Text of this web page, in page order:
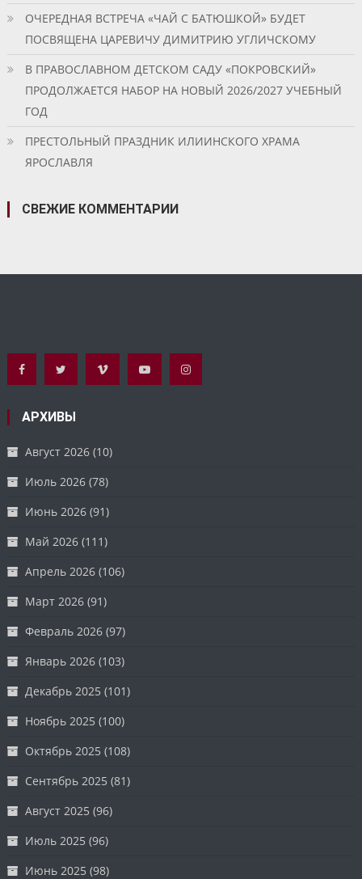
ОЧЕРЕДНАЯ ВСТРЕЧА «ЧАЙ С БАТЮШКОЙ» БУДЕТ
ПОСВЯЩЕНА ЦАРЕВИЧУ ДИМИТРИЮ УГЛИЧСКОМУ
В ПРАВОСЛАВНОМ ДЕТСКОМ САДУ «ПОКРОВСКИЙ»
ПРОДОЛЖАЕТСЯ НАБОР НА НОВЫЙ 2026/2027 УЧЕБНЫЙ
ГОД
ПРЕСТОЛЬНЫЙ ПРАЗДНИК ИЛИИНСКОГО ХРАМА
ЯРОСЛАВЛЯ
СВЕЖИЕ КОММЕНТАРИИ
АРХИВЫ
Август 2026 (10)
Июль 2026 (78)
Июнь 2026 (91)
Май 2026 (111)
Апрель 2026 (106)
Март 2026 (91)
Февраль 2026 (97)
Январь 2026 (103)
Декабрь 2025 (101)
Ноябрь 2025 (100)
Октябрь 2025 (108)
Сентябрь 2025 (81)
Август 2025 (96)
Июль 2025 (96)
Июнь 2025 (98)